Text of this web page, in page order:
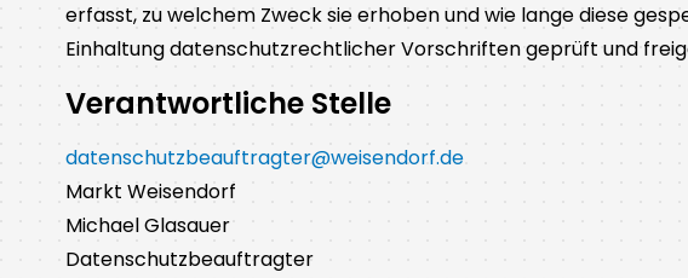
erfasst, zu welchem Zweck sie erhoben und wie lange diese
Einhaltung datenschutzrechtlicher Vorschriften geprüft und
Verantwortliche Stelle
datenschutzbeauftragter@weisendorf.de
Markt Weisendorf
Michael Glasauer
Datenschutzbeauftragter